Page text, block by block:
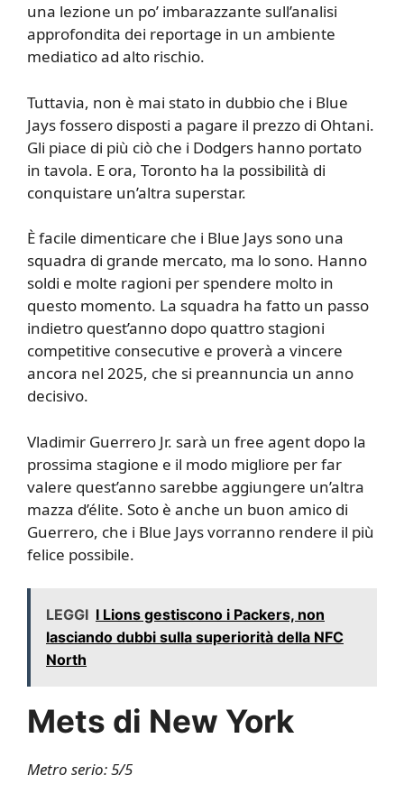
una lezione un po’ imbarazzante sull’analisi
approfondita dei reportage in un ambiente
mediatico ad alto rischio.
Tuttavia, non è mai stato in dubbio che i Blue
Jays fossero disposti a pagare il prezzo di Ohtani.
Gli piace di più ciò che i Dodgers hanno portato
in tavola. E ora, Toronto ha la possibilità di
conquistare un’altra superstar.
È facile dimenticare che i Blue Jays sono una
squadra di grande mercato, ma lo sono. Hanno
soldi e molte ragioni per spendere molto in
questo momento. La squadra ha fatto un passo
indietro quest’anno dopo quattro stagioni
competitive consecutive e proverà a vincere
ancora nel 2025, che si preannuncia un anno
decisivo.
Vladimir Guerrero Jr. sarà un free agent dopo la
prossima stagione e il modo migliore per far
valere quest’anno sarebbe aggiungere un’altra
mazza d’élite. Soto è anche un buon amico di
Guerrero, che i Blue Jays vorranno rendere il più
felice possibile.
LEGGI I Lions gestiscono i Packers, non
lasciando dubbi sulla superiorità della NFC
North
Mets di New York
Metro serio: 5/5